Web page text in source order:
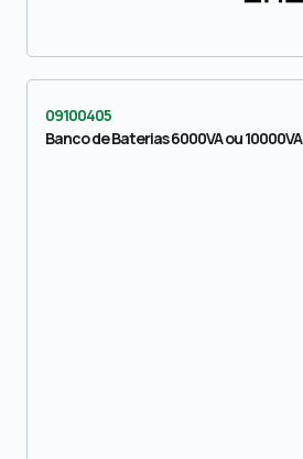
09100405
Banco de Baterias 6000VA ou 10000VA